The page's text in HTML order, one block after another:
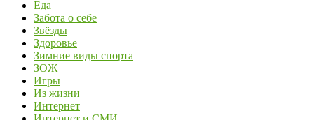
Еда
Забота о себе
Звёзды
Здоровье
Зимние виды спорта
ЗОЖ
Игры
Из жизни
Интернет